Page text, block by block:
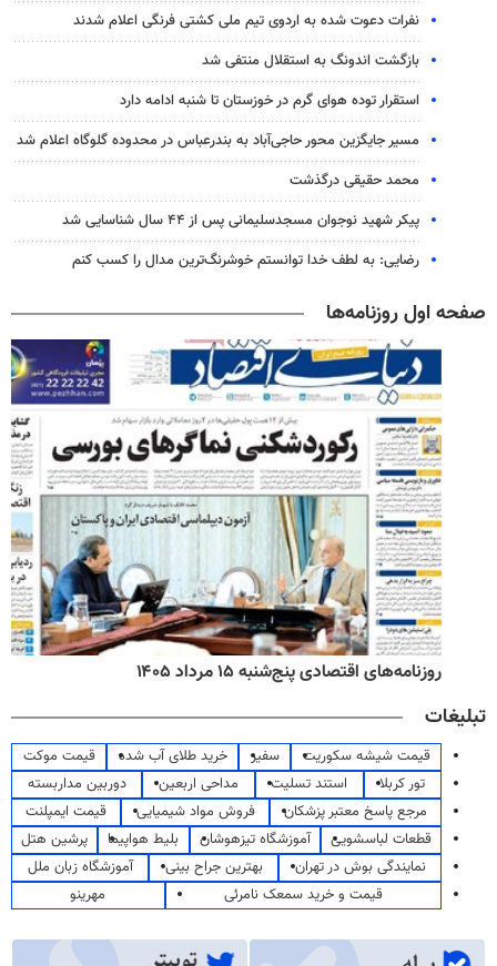
نفرات دعوت شده به اردوی تیم ملی کشتی فرنگی اعلام شدند
بازگشت اندونگ به استقلال منتفی شد
استقرار توده هوای گرم در خوزستان تا شنبه ادامه دارد
مسیر جایگزین محور حاجی‌آباد به بندرعباس در محدوده گلوگاه اعلام شد
محمد حقیقی درگذشت
پیکر شهید نوجوان مسجدسلیمانی پس از ۴۴ سال شناسایی شد
رضایی: به لطف خدا توانستم خوشرنگ‌ترین مدال را کسب کنم
صفحه اول روزنامه‌ها
روزنامه‌های اقتصادی پنج‌شنبه ۱۵ مرداد ۱۴۰۵
تبلیغات
قیمت شیشه سکوریت سفیر خرید طلای آب شده
قیمت موکت
تور کربلا
استند تسلیت مداحی اربعین
دوربین مداربسته
مرجع پاسخ معتبر پزشکان
فروش مواد شیمیایی
قیمت ایمپلنت
قطعات لباسشویی
آموزشگاه تیزهوشان بلیط هواپیما
پرشین هتل
نمایندگی بوش در تهران
بهترین جراح بینی
آموزشگاه زبان ملل
قیمت و خرید سمعک نامرئی
مهرینو